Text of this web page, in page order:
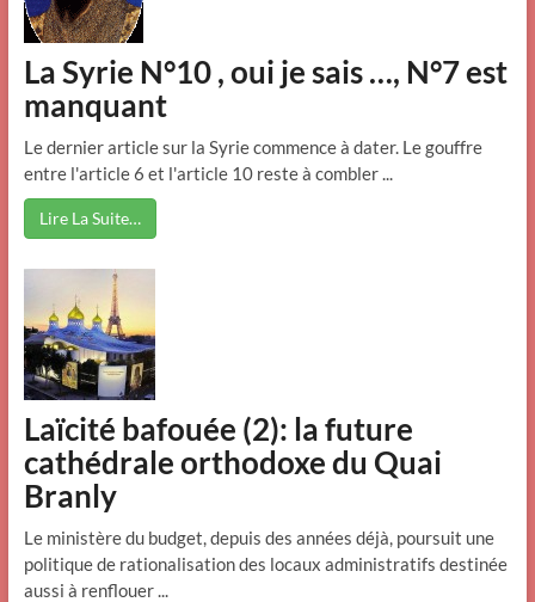
La Syrie N°10 , oui je sais …, N°7 est
manquant
Le dernier article sur la Syrie commence à dater. Le gouffre
entre l'article 6 et l'article 10 reste à combler ...
Lire La Suite…
Laïcité bafouée (2): la future
cathédrale orthodoxe du Quai
Branly
Le ministère du budget, depuis des années déjà, poursuit une
politique de rationalisation des locaux administratifs destinée
aussi à renflouer ...